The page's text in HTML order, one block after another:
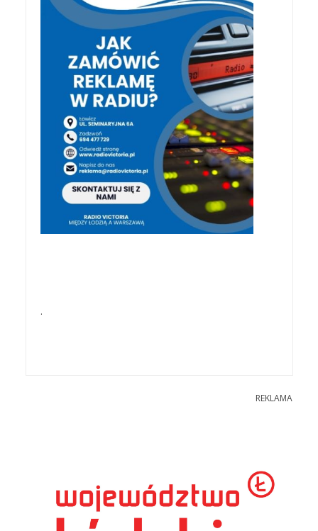
.
REKLAMA